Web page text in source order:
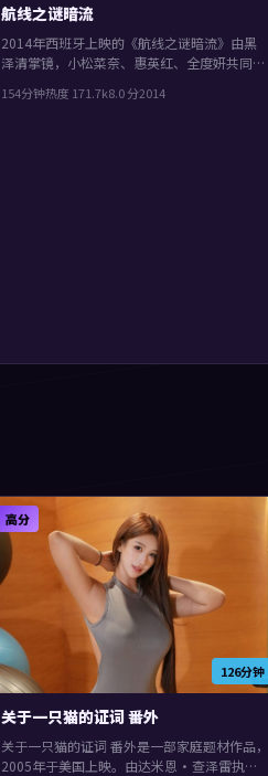
航线之谜暗流
2014年西班牙上映的《航线之谜暗流》由黑
泽清掌镜，小松菜奈、惠英红、全度妍共同演
讨论空间，片尾余味很足。
154分钟热度 171.7k8.0分2014
126分钟
高分
关于一只猫的证词 番外
关于一只猫的证词 番外是一部家庭题材作品，
2005年于美国上映。由达米恩·查泽雷执